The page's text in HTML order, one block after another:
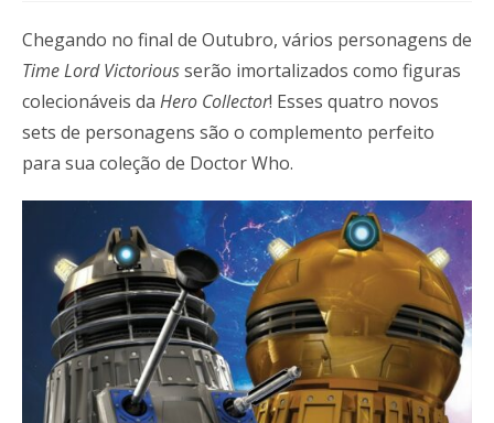
Chegando no final de Outubro, vários personagens de
Time Lord Victoriousserão imortalizados como figuras
colecionáveis da Hero Collector! Esses quatro novos
sets de personagens são o complemento perfeito
para sua coleção de Doctor Who.